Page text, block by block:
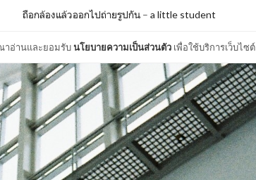
าอ่านและยอมรับนโยบายความเป็นส่วนตัว เพื่อใช้บริการเว็บไซต์
ถือกล้องแล้วออกไปถ่ายรูปกัน – a little student